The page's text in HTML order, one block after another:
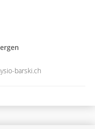
barski.ch